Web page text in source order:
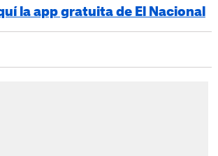
la app gratuita de El Nacional